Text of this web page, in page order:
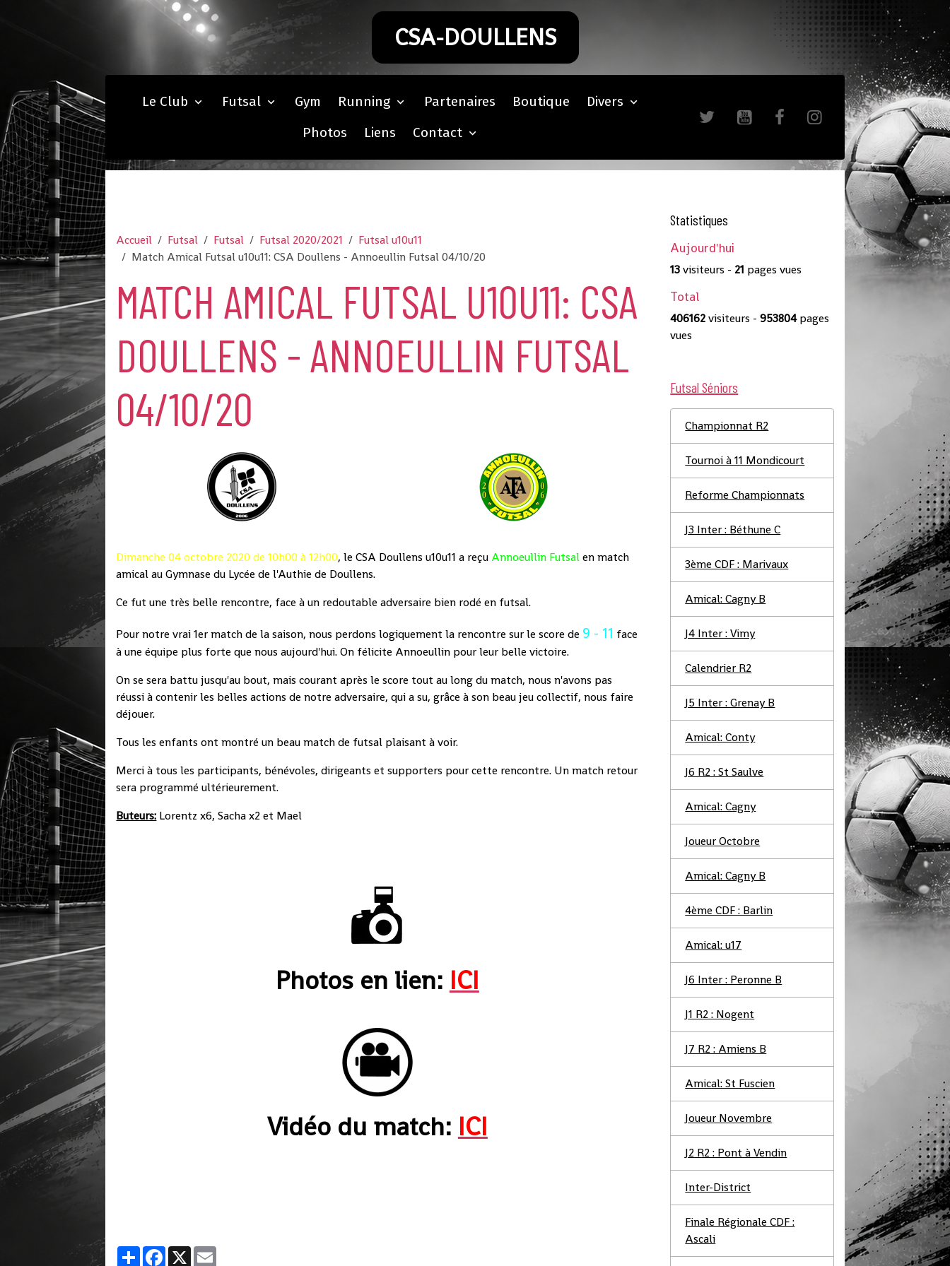
CSA-DOULLENS
Le Club Futsal Gym Running Partenaires Boutique
Divers
Photos
Liens Contact
Accueil Futsal Futsal Futsal 2020/2021
Futsal u10u11
Match Amical Futsal u10u11: CSA Doullens - Annoeullin Futsal 04/10/20
MATCH AMICAL FUTSAL U10U11: CSA
DOULLENS - ANNOEULLIN FUTSAL
04/10/20
Dimanche 04 octobre 2020 de 10h00 à 12h00, le CSA Doullens u10u11 a reçu Annoeullin Futsalen match
amical au Gymnase du Lycée de l'Authie de Doullens.
Ce fut une très belle rencontre, face à un redoutable adversaire bien rodé en futsal.
Pour notre vrai 1er match de la saison, nous perdons logiquement la rencontre sur le score de 9 - 11 face
à une équipe plus forte que nous aujourd'hui. On félicite Annoeullin pour leur belle victoire.
On se sera battu jusqu'au bout, mais courant après le score tout au long du match, nous n'avons pas
réussi à contenir les belles actions de notre adversaire, qui a su, grâce à son beau jeu collectif, nous faire
déjouer.
Tous les enfants ont montré un beau match de futsal plaisant à voir.
Merci à tous les participants, bénévoles, dirigeants et supporters pour cette rencontre. Un match retour
sera programmé ultérieurement.
Buteurs: Lorentz x6, Sacha x2 et Mael
Photos en lien: ICI
Vidéo du match: ICI
PartagerFacebook
X
Statistiques
Aujourd'hui
13visiteurs - 21 pages vues
Total
406162visiteurs -953804pages
vues
Futsal Séniors
Championnat R2
Tournoi à 11 Mondicourt
Reforme Championnats
J3 Inter : Béthune C
3ème CDF : Marivaux
Amical: Cagny B
J4 Inter : Vimy
Calendrier R2
J5 Inter : Grenay B
Amical: Conty
J6 R2 : St Saulve
Amical: Cagny
Joueur Octobre
Amical: Cagny B
4ème CDF : Barlin
Amical: u17
J6 Inter : Peronne B
J1 R2 : Nogent
J7 R2 : Amiens B
Amical: St Fuscien
Joueur Novembre
J2 R2 : Pont à Vendin
Inter-District
Finale Régionale CDF :
Ascali